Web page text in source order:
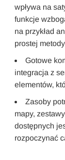
wpływa na
funkcje
na przykład
prostej
Gotowe
integracja z
elementów,
Zasoby
mapy,
dostępnych
rozpoczynać